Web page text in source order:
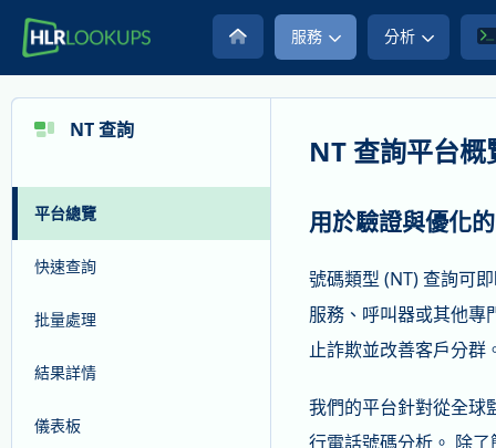
服務 分析
NT 查詢
平台總覽
快速查詢
批量處理
結果詳情
儀表板
NT 查詢平台概
用於驗證與優化
號碼類型 (NT) 查詢可
服務、呼叫器或其他專
止詐欺並改善客戶分群
我們的平台針對從全球
行電話號碼分析。 除